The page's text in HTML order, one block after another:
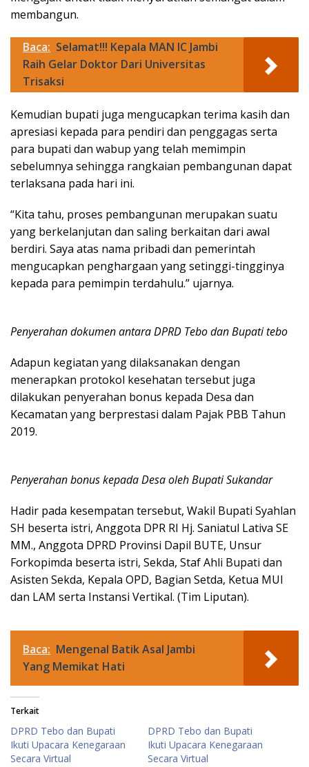
membangun.
Baca: Selamat!!! Kepala MAN IC Jambi
Raih Gelar Doktor Dari Universitas
Trisaksi
Kemudian bupati juga mengucapkan terima kasih dan
apresiasi kepada para pendiri dan penggagas serta
para bupati dan wabup yang telah memimpin
sebelumnya sehingga rangkaian pembangunan dapat
terlaksana pada hari ini.
“Kita tahu, proses pembangunan merupakan suatu
yang berkelanjutan dan saling berkaitan dari awal
berdiri. Saya atas nama pribadi dan pemerintah
mengucapkan penghargaan yang setinggi-tingginya
kepada para pemimpin terdahulu.” ujarnya.
Penyerahan dokumen antara DPRD Tebo dan Bupati tebo
Adapun kegiatan yang dilaksanakan dengan
menerapkan protokol kesehatan tersebut juga
dilakukan penyerahan bonus kepada Desa dan
Kecamatan yang berprestasi dalam Pajak PBB Tahun
2019.
Penyerahan bonus kepada Desa oleh Bupati Sukandar
Hadir pada kesempatan tersebut, Wakil Bupati Syahlan
SH beserta istri, Anggota DPR RI Hj. Saniatul Lativa SE
MM., Anggota DPRD Provinsi Dapil BUTE, Unsur
Forkopimda beserta istri, Sekda, Staf Ahli Bupati dan
Asisten Sekda, Kepala OPD, Bagian Setda, Ketua MUI
dan LAM serta Instansi Vertikal. (Tim Liputan).
Baca: Mengenal Batik Asal Jambi
Yang Memikat Hati
Terkait
DPRD Tebo dan Bupati
Ikuti Upacara Kenegaraan
Secara Virtual
DPRD Tebo dan Bupati
Ikuti Upacara Kenegaraan
Secara Virtual